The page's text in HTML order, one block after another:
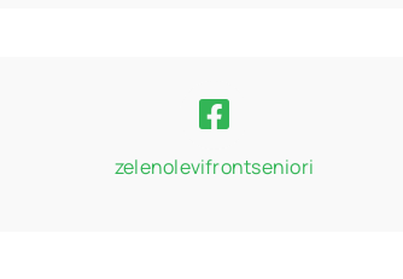
zelenolevifrontseniori